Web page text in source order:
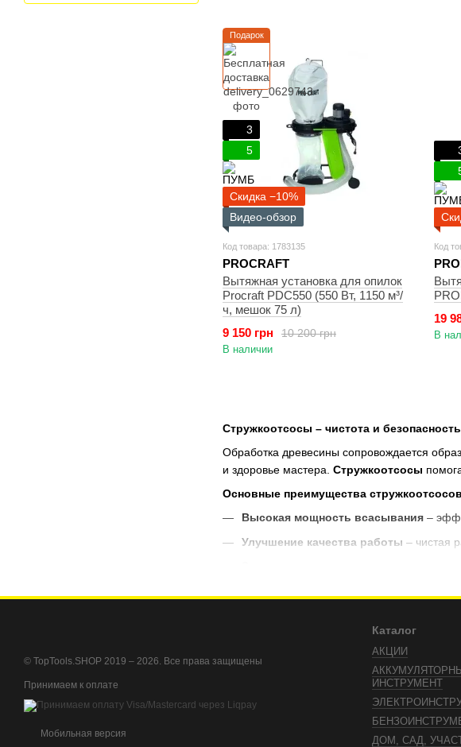
Стружкоотсосы – чистота и
Обработка древесины сопровождается
и здоровье мастера. Стружкоотсосы
Основные преимущества
Высокая мощность всасывания –
Улучшение качества работы – чистая
обеспечат вам
Заказывайте стружкоотсосы в TopTools
Подарок
3
5
Скидка −10%
Видео-обзор
Код товара: 1783135
PROCRAFT
Вытяжная установка для опилок
Procraft PDC550 (550 Вт, 1150 м³/
ч, мешок 75 л)
10 200 грн
9 150 грн
В наличии
Код
19
В
© TopTools.SHOP 2019 – 2026. Все права защищены
Принимаем к оплате
Мобильная версия
Каталог
АКЦИИ
ИНСТРУМЕНТ
ДОМ, САД,